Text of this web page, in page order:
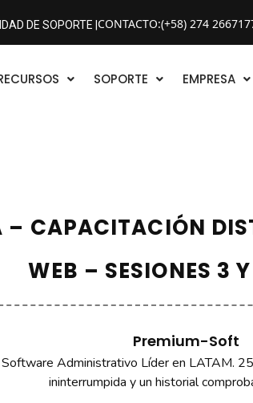
DE SOPORTE | CONTACTO:(+58) 274
SOPORTE EMPRESA
– CAPACITACIÓN
WEB – SESIONES 3
Premium-Soft
Software Administrativo Líder en LATAM.
ininterrumpida y un historial